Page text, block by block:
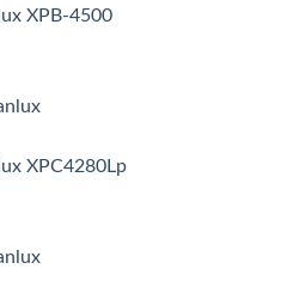
XPB-4500
XPC4280Lp